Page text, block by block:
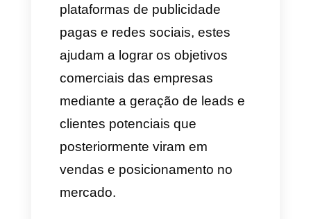
mensageria mais popular do
mundo.
O que são os anúncios do
WhatsApp?
Osanúnciosde clic ao